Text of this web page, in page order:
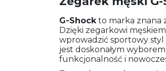
G-Shockto marka znana
Dzięki zegarkowi
wprowadzić sportowy styl
jest doskonałym
funkcjonalność i